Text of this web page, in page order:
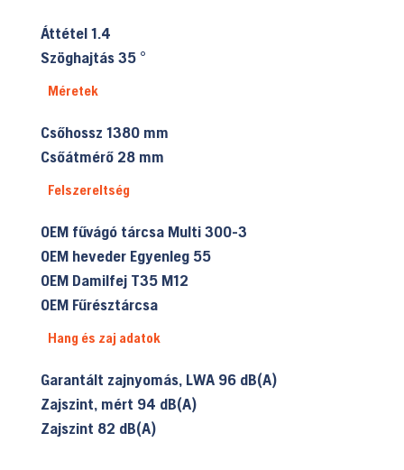
Áttétel1.4
Szöghajtás35 °
Méretek
Csőhossz 1380 mm
Csőátmérő 28 mm
Felszereltség
OEM fűvágó tárcsa Multi 300-3
OEM heveder Egyenleg 55
OEM Damilfej T35 M12
OEM Fűrésztárcsa
Hang és zaj adatok
Garantált zajnyomás, LWA 96 dB(A)
Zajszint, mért 94 dB(A)
Zajszint 82 dB(A)